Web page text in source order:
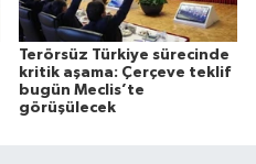
Terörsüz Türkiye sürecinde
kritik aşama: Çerçeve teklif
bugün Meclis’te
görüşülecek